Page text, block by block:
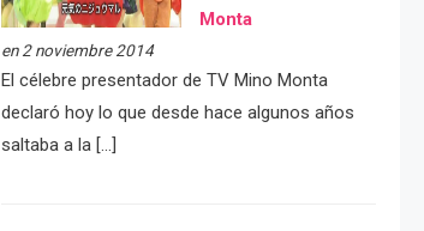
Monta
en 2 noviembre 2014
El célebre presentador de TV Mino Monta
declaró hoy lo que desde hace algunos años
saltaba a la […]